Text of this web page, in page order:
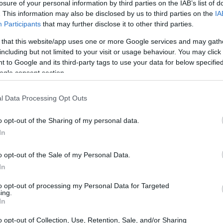
of your personal information by third parties on the IAB’s list of
This information may also be disclosed by us to third parties on the
Participants that may further disclose it to other third parties.
that this website/app uses one or more Google services and may
but not limited to your visit or usage behaviour. You may
to Google and its third-party tags to use your data for below
consent section.
Data Processing Opt Outs
opt-out of the Sharing of my personal data.
opt-out of the Sale of my Personal Data.
opt-out of processing my Personal Data for Targeted
opt-out of Collection, Use, Retention, Sale, and/or Sharing
de la violencia de género
más severas de discriminación que
estas no pueden acceder a la
propuesta de la ministra surge de un caso
una mujer zapoteca, denunció la falta
Esto compromete su derecho a vivir sin
mexicana.